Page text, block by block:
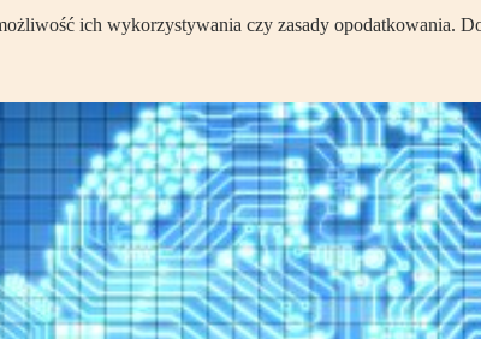
ich wykorzystywania czy zasady opodatkowania.